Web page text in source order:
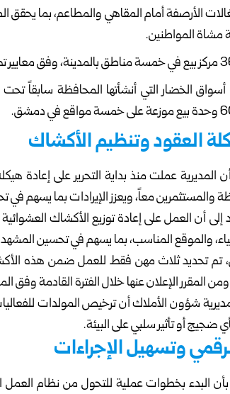
الأرصفة أمام المقاهي والمطاعم، بما يحقق
مشاة المواطنين.
الخضار التي أنشأتها المحافظة سابقاً
العقود وتنظيم الأكشاك
المديرية عملت منذ بداية التحرير على إعادة
والمستثمرين معاً، ويعزز الإيرادات بما يسهم
إلى أن العمل على إعادة توزيع الأكشاك
والموقع المناسب، بما يسهم في تحسين
تم تحديد ثلاث مهن فقط للعمل ضمن هذه
ومن المقرر الإعلان عنها خلال الفترة القادمة وفق
شؤون الأملاك أن ترخيص المولدات
ضجيج أو تأثير سلبي على البيئة.
وتسهيل الإجراءات
البدء بخطوات عملية للتحول من نظام العمل